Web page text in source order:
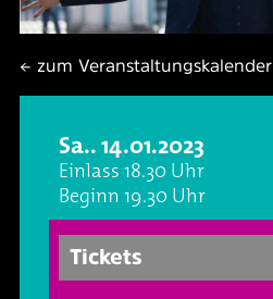
Ballett & Tanz
Familie
Kabarett & Comedy
Konzerte
Oper & Operette
Neuigkeiten
Tickets
Anreise & Parken
Hotels & Übernachtung
Essen & Trinken
Das Haus
Großer Saal
Foyer und Galerie
Seminarbereich
Technik
Kafé Klinker
Jobs im Kafé Klinker
← zum Veranstaltungskalender
Sa.. 14.01.2023
Einlass 18.30 Uhr
Beginn 19.30 Uhr
Tickets